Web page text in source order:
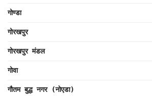
गोण्डा
गोरखपुर
गोरखपुर मंडल
गोवा
गौतम बुद्ध नगर (नोएडा)